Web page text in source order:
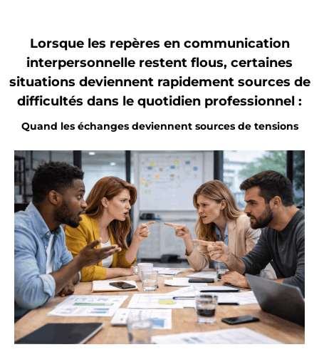
Lorsque les repères en communication
interpersonnelle restent flous, certaines
situations deviennent rapidement sources de
difficultés dans le quotidien professionnel :
Quand les échanges deviennent sources de tensions